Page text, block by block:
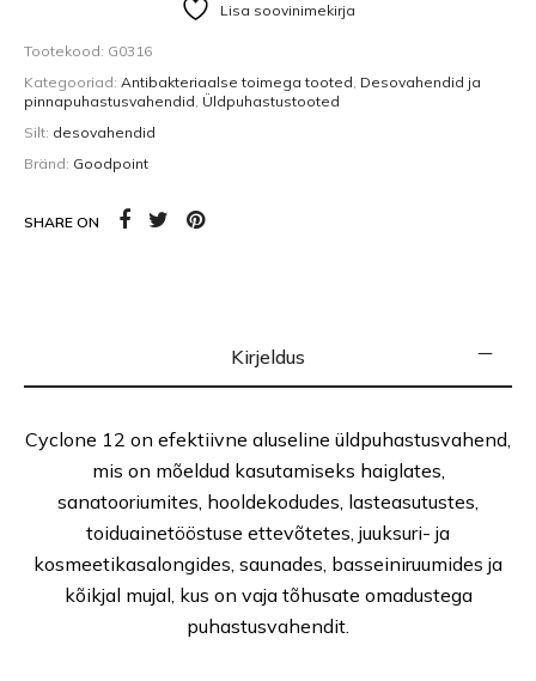
Lisa soovinimekirja
Tootekood: G0316
Kategooriad: Antibakteriaalse toimega tooted, Desovahendid ja
pinnapuhastusvahendid, Üldpuhastustooted
Silt: desovahendid
Bränd: Goodpoint
SHARE ON
Kirjeldus
Cyclone 12 on efektiivne aluseline üldpuhastusvahend,
mis on mõeldud kasutamiseks haiglates,
sanatooriumites, hooldekodudes, lasteasutustes,
toiduainetööstuse ettevõtetes, juuksuri- ja
kosmeetikasalongides, saunades, basseiniruumides ja
kõikjal mujal, kus on vaja tõhusate omadustega
puhastusvahendit.